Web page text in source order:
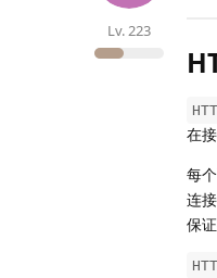
Lv.223
在
每
连
保